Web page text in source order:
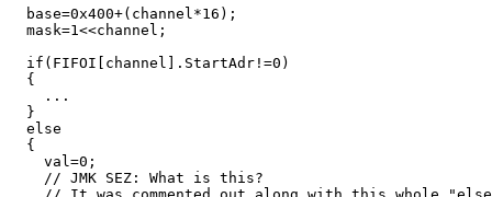
  base=0x400+(channel*16);
  mask=1<<channel;
  if(FIFOI[channel].StartAdr!=0)
  {
    ...
  }
  else
  {
    val=0;
    // JMK SEZ: What is this?